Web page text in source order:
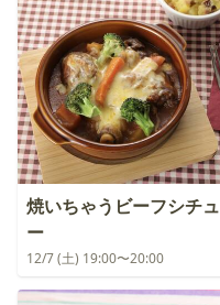
焼いちゃうビーフシチュ
ー
12/7 (土) 19:00〜20:00